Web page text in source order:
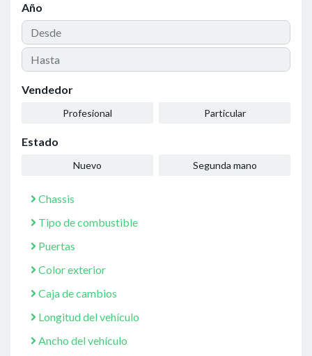
Año
Vendedor
Profesional Particular
Estado
Nuevo Segunda mano
Chassis
Tipo de combustible
Puertas
Color exterior
Caja de cambios
Longitud del vehículo
Ancho del vehículo